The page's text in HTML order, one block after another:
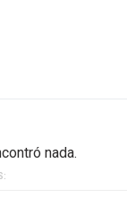
nada.